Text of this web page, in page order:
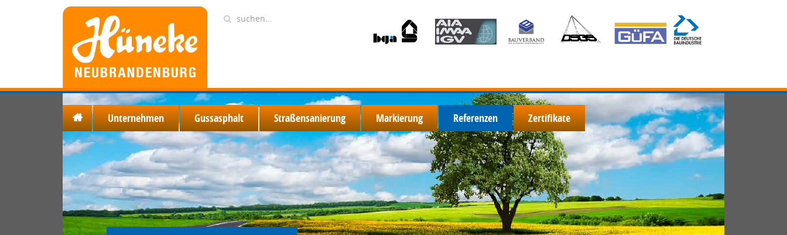
Unternehmen Gussasphalt Straßensanierung Markierung Referenzen Zertifikate